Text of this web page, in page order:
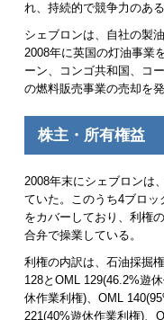
れ、持続的で競争力のあ
シェブロンは、自社の製
2008年に英国の灯油事業
ーン、コンゴ共和国、コ
の燃料販売事業の売却を発
株主・所有権益
2008年末にシェブロンは
ていた。このうち4ブロ
をカバーしており、利権
合弁で操業している。
利権の内訳は、石油採掘
128と OML 129(46.2%遊休
休作業利権)、 OML
221(40%遊休作業利権)、